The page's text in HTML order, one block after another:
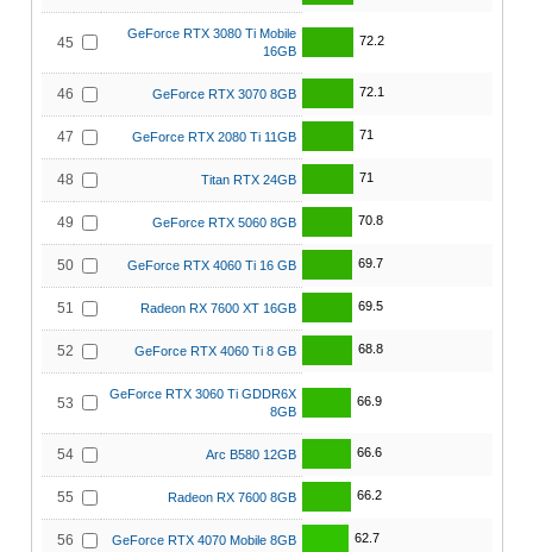
45
GeForce RTX 3080 Ti Mobile
16GB
72.2
46 GeForce RTX 3070 8GB 72.1
47 GeForce RTX 2080 Ti 11GB 71
48 Titan RTX 24GB 71
49 GeForce RTX 5060 8GB 70.8
50 GeForce RTX 4060 Ti 16 GB 69.7
51 Radeon RX 7600 XT 16GB 69.5
52 GeForce RTX 4060 Ti 8 GB 68.8
53
GeForce RTX 3060 Ti GDDR6X
8GB
66.9
54 Arc B580 12GB 66.6
55 Radeon RX 7600 8GB 66.2
56 GeForce RTX 4070 Mobile 8GB 62.7